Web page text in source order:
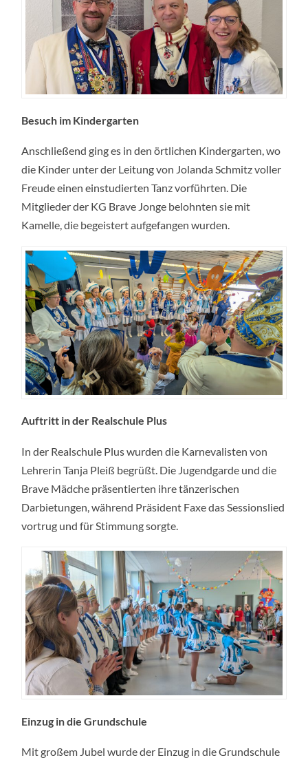
Besuch im Kindergarten
Anschließend ging es in den örtlichen Kindergarten, wo
die Kinder unter der Leitung von Jolanda Schmitz voller
Freude einen einstudierten Tanz vorführten. Die
Mitglieder der KG Brave Jonge belohnten sie mit
Kamelle, die begeistert aufgefangen wurden.
Auftritt in der Realschule Plus
In der Realschule Plus wurden die Karnevalisten von
Lehrerin Tanja Pleiß begrüßt. Die Jugendgarde und die
Brave Mädche präsentierten ihre tänzerischen
Darbietungen, während Präsident Faxe das Sessionslied
vortrug und für Stimmung sorgte.
Einzug in die Grundschule
Mit großem Jubel wurde der Einzug in die Grundschule